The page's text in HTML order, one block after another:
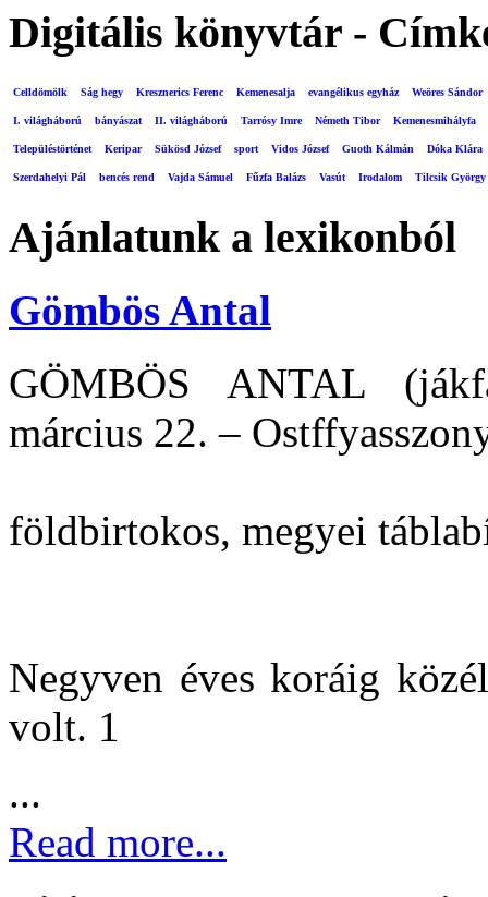
Digitális könyvtár -
Celldömölk Ság hegy Kresznerics Ferenc Kemenesalja evangélikus egyház Weöres Sándor
I. világháború bányászat II. világháború Tarrósy Imre Németh Tibor Kemenesmihályfa
Településtörténet Keripar Sükösd József sport Vidos József Guoth Kálmán Dóka Klára
Szerdahelyi Pál bencés rend Vajda Sámuel Fűzfa Balázs Vasút Irodalom Tilcsik György
Ajánlatunk a lexikonból
Gömbös Antal
GÖMBÖS ANTAL
március 22. –
földbirtokos, megyei
Negyven éves koráig
volt. 1
...
Read more...